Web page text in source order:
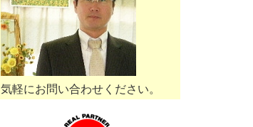
気軽にお問い合わせください。